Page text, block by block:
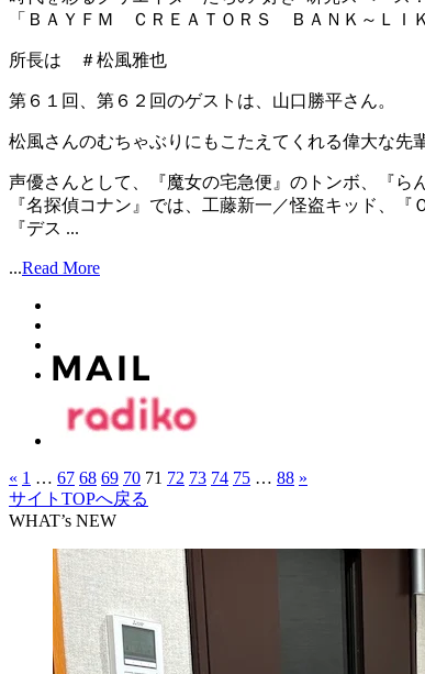
「ＢＡＹＦＭ ＣＲＥＡＴＯＲＳ ＢＡＮＫ～ＬＩ
所長は ＃松風雅也
第６１回、第６２回のゲストは、山口勝平さん。
松風さんのむちゃぶりにもこたえてくれる偉大な先
声優さんとして、『魔女の宅急便』のトンボ、『ら
『名探偵コナン』では、工藤新一／怪盗キッド、
『デス ...
...Read More
« 1 … 67 68 69 70 71 72 73 74 75 … 88 »
サイトTOPへ戻る
WHAT’s NEW